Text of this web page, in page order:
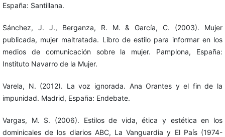
España: Santillana.
Sánchez, J. J., Berganza, R. M. & García, C. (2003). Mujer
publicada, mujer maltratada. Libro de estilo para informar en los
medios de comunicación sobre la mujer. Pamplona, España:
Instituto Navarro de la Mujer.
Varela, N. (2012). La voz ignorada. Ana Orantes y el fin de la
impunidad. Madrid, España: Endebate.
Vargas, M. S. (2006). Estilos de vida, ética y estética en los
dominicales de los diarios ABC, La Vanguardia y El País (1974-